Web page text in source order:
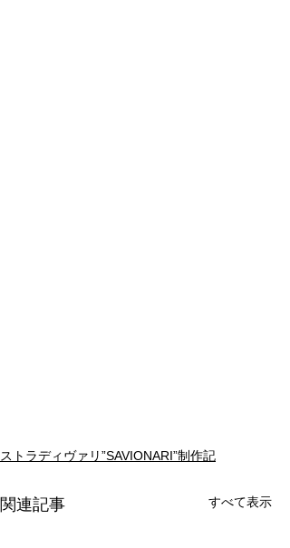
ストラディヴァリ”SAVIONARI”制作記
関連記事 すべて表示